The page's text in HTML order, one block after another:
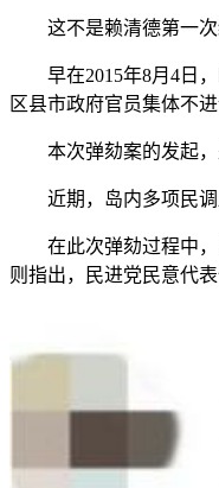
这不是赖清德第一次
早在2015年8月4日，
区县市政府官员集体不
本次弹劾案的发起，
近期，岛内多项民调显
在此次弹劾过程中，
则指出，民进党民意代